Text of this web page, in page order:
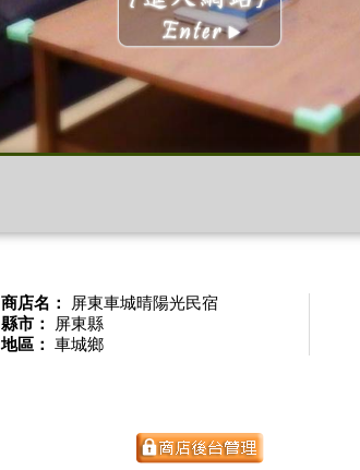
商店名：
屏東車城晴陽光民宿
縣市：
屏東縣
地區： 車城鄉